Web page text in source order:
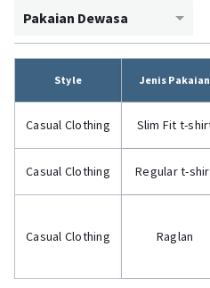
Pakaian Dewasa
Style Jenis Pakaian
Casual Clothing Slim Fit t-
Casual Clothing Regular t-
Casual Clothing Raglan